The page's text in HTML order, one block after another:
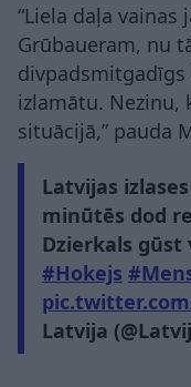
“Liela daļa vainas
Grūbaueram, nu
izlamātu. Nezinu,
situācijā,” pauda
Latvijas
minūtēs dod
Dzierkals
#Hokejs
Latvija